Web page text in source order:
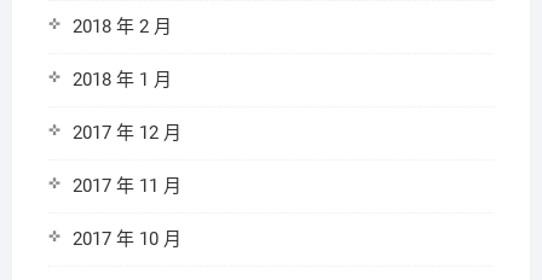
2018 年 2 月
2018 年 1 月
2017 年 12 月
2017 年 11 月
2017 年 10 月